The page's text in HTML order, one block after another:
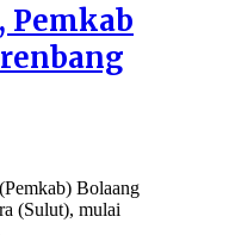
Pemkab
Bolaang
(Sulut), mulai